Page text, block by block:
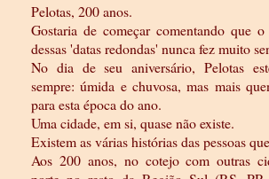
Pelotas, 200 anos.
Gostaria de começar comentando que
dessas 'datas redondas' nunca fez muito
No dia de seu aniversário, Pelotas
sempre: úmida e chuvosa, mas mais
para esta época do ano.
Uma cidade, em si, quase não existe.
Existem as várias histórias das pessoas
Aos 200 anos, no cotejo com outras